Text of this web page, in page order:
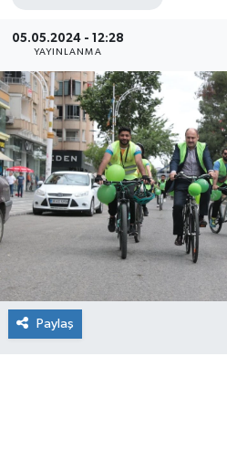
05.05.2024 - 12:28
YAYINLANMA
Paylaş